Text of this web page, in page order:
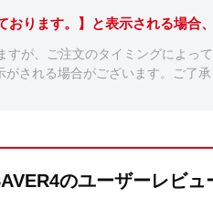
おります。】と表示される場合
が、ご注文のタイミングによっ
される場合がございます。ご了承
のユーザーレビュ